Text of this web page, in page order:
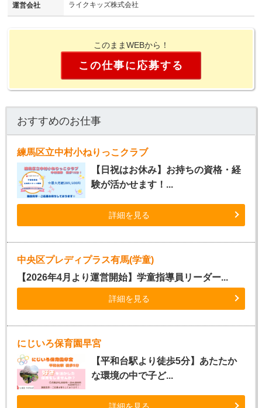
運営会社 ライクキッズ株式会社
このままWEBから！
この仕事に応募する
おすすめのお仕事
練馬区立中村小ねりっこクラブ
【日祝はお休み】お持ちの資格・経
験が活かせます！...
詳細を見る
中央区プレディプラス有馬(学童)
【2026年4月より運営開始】学童指導員リーダー...
詳細を見る
にじいろ保育園早宮
【平和台駅より徒歩5分】あたたか
な環境の中で子ど...